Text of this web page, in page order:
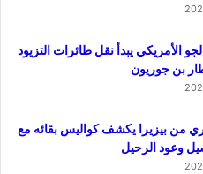
الأمريكي يبدأ نقل طائرات التزيود
بن جوريون
من بيزيرا يكشف كواليس بقائه مع
وعود الرحيل